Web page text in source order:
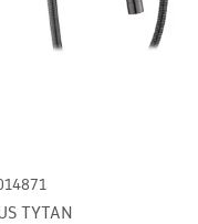
TYTAN